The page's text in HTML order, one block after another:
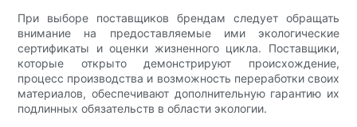
При выборе поставщиков брендам следует обращать
внимание на предоставляемые ими экологические
сертификаты и оценки жизненного цикла. Поставщики,
которые открыто демонстрируют происхождение,
процесс производства и возможность переработки своих
материалов, обеспечивают дополнительную гарантию их
подлинных обязательств в области экологии.